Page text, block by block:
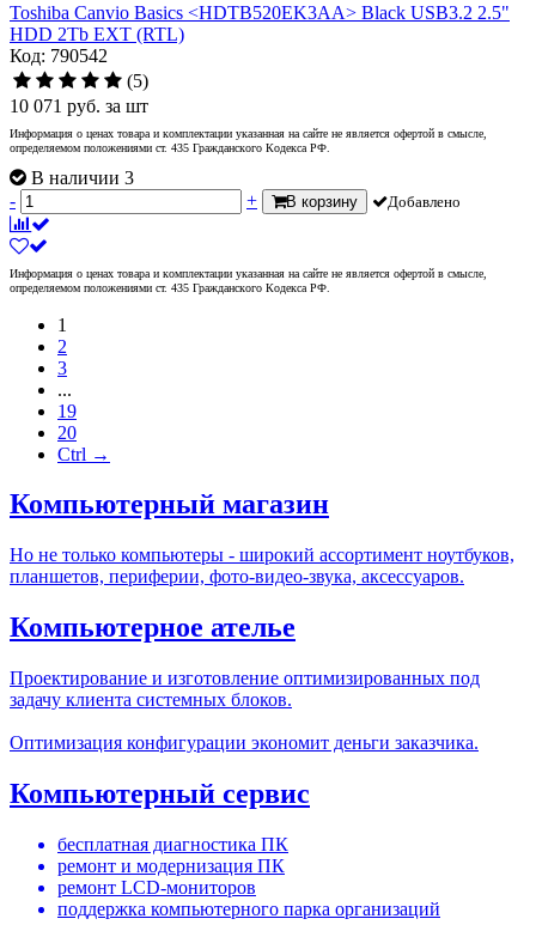
Toshiba Canvio Basics <HDTB520EK3AA> Black USB3.2 2.5"
HDD 2Tb EXT (RTL)
Код: 790542
(5)
10 071 руб. за шт
Информация о ценах товара и комплектации указанная на сайте не является офертой в смысле,
определяемом положениями ст. 435 Гражданского Кодекса РФ.
В наличии 3
-
+ В корзину Добавлено
Информация о ценах товара и комплектации указанная на сайте не является офертой в смысле,
определяемом положениями ст. 435 Гражданского Кодекса РФ.
1
2
3
...
19
20
Ctrl →
Компьютерный магазин
Но не только компьютеры - широкий ассортимент ноутбуков,
планшетов, периферии, фото-видео-звука, аксессуаров.
Компьютерное ателье
Проектирование и изготовление оптимизированных под
задачу клиента системных блоков.
Оптимизация конфигурации экономит деньги заказчика.
Компьютерный сервис
бесплатная диагностика ПК
ремонт и модернизация ПК
ремонт LCD-мониторов
поддержка компьютерного парка организаций